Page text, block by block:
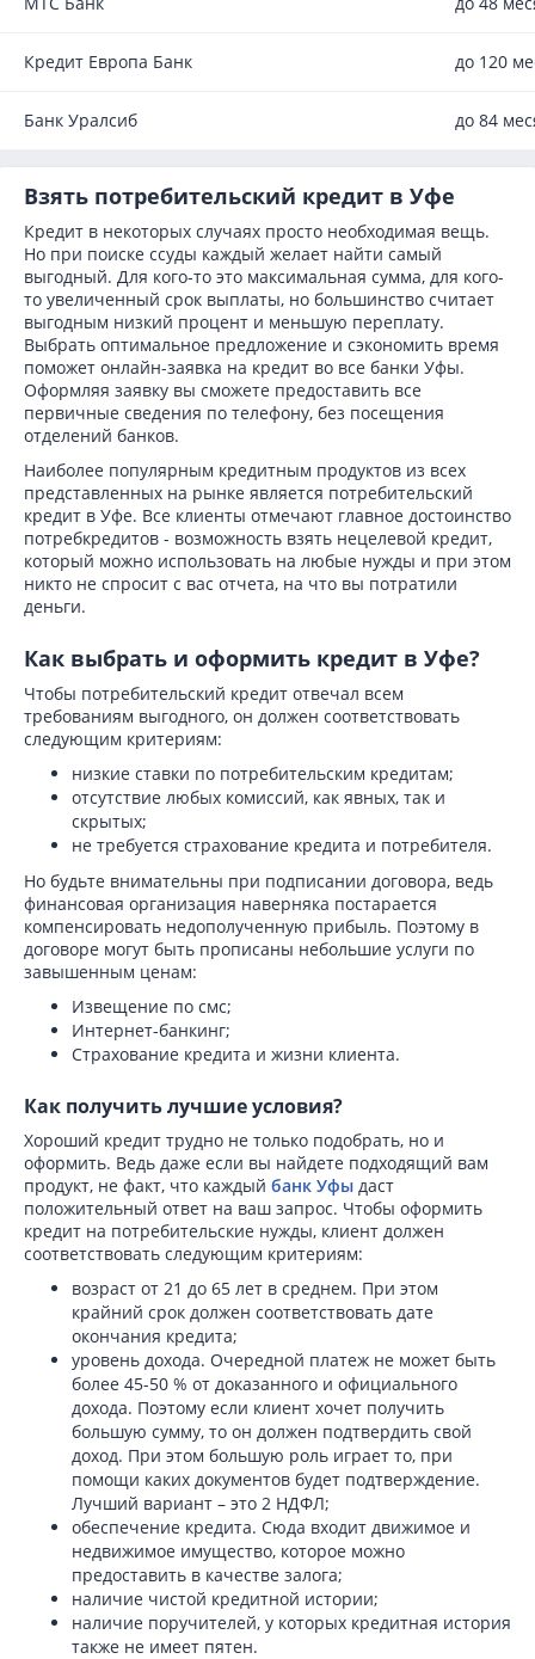
Кредит Европа Банк до 120
Банк Уралсиб до 84
Взять потребительский кредит в Уфе
Кредит в некоторых случаях просто необходимая вещь.
Но при поиске ссуды каждый желает найти самый
выгодный. Для кого-то это максимальная сумма, для кого-
то увеличенный срок выплаты, но большинство считает
выгодным низкий процент и меньшую переплату.
Выбрать оптимальное предложение и сэкономить время
поможет онлайн-заявка на кредит во все банки Уфы.
Оформляя заявку вы сможете предоставить все
первичные сведения по телефону, без посещения
отделений банков.
Наиболее популярным кредитным продуктов из всех
представленных на рынке является потребительский
кредит в Уфе. Все клиенты отмечают главное достоинство
потребкредитов - возможность взять нецелевой кредит,
который можно использовать на любые нужды и при этом
никто не спросит с вас отчета, на что вы потратили
деньги.
Как выбрать и оформить кредит в Уфе?
Чтобы потребительский кредит отвечал всем
требованиям выгодного, он должен соответствовать
следующим критериям:
низкие ставки по потребительским кредитам;
отсутствие любых комиссий, как явных, так и
скрытых;
не требуется страхование кредита и потребителя.
Но будьте внимательны при подписании договора, ведь
финансовая организация наверняка постарается
компенсировать недополученную прибыль. Поэтому в
договоре могут быть прописаны небольшие услуги по
завышенным ценам:
Извещение по смс;
Интернет-банкинг;
Страхование кредита и жизни клиента.
Как получить лучшие условия?
Хороший кредит трудно не только подобрать, но и
оформить. Ведь даже если вы найдете подходящий вам
продукт, не факт, что каждый банк Уфы даст
положительный ответ на ваш запрос. Чтобы оформить
кредит на потребительские нужды, клиент должен
соответствовать следующим критериям:
возраст от 21 до 65 лет в среднем. При этом
крайний срок должен соответствовать дате
окончания кредита;
уровень дохода. Очередной платеж не может быть
более 45-50 % от доказанного и официального
дохода. Поэтому если клиент хочет получить
большую сумму, то он должен подтвердить свой
доход. При этом большую роль играет то, при
помощи каких документов будет подтверждение.
Лучший вариант – это 2 НДФЛ;
обеспечение кредита. Сюда входит движимое и
недвижимое имущество, которое можно
предоставить в качестве залога;
наличие чистой кредитной истории;
наличие поручителей, у которых кредитная история
также не имеет пятен.